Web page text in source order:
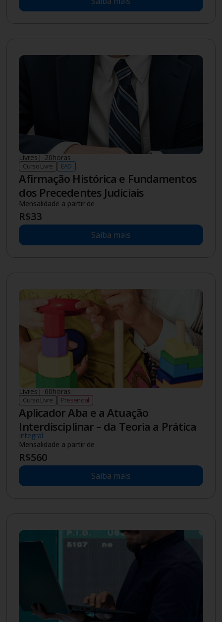
Livres| 20horas
Curso Livre EAD
Afirmação Histórica e Fundamentos
dos Precedentes Judiciais
Mensalidade a partir de
R$33
Saiba mais
Livres| 60horas
Curso Livre Presencial
Aplicador Aba e a Atuação
Interdisciplinar – da Teoria a Prática
Integral
Mensalidade a partir de
R$560
Saiba mais